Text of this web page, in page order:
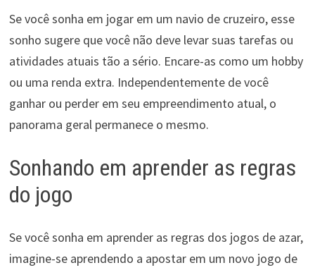
Se você sonha em jogar em um navio de cruzeiro, esse
sonho sugere que você não deve levar suas tarefas ou
atividades atuais tão a sério. Encare-as como um hobby
ou uma renda extra. Independentemente de você
ganhar ou perder em seu empreendimento atual, o
panorama geral permanece o mesmo.
Sonhando em aprender as regras
do jogo
Se você sonha em aprender as regras dos jogos de azar,
imagine-se aprendendo a apostar em um novo jogo de